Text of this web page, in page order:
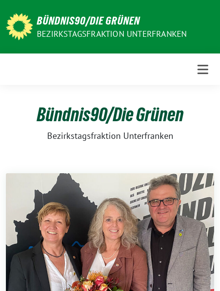
zum
Inhalt
BÜNDNIS90/DIE GRÜNEN
BEZIRKSTAGSFRAKTION UNTERFRANKEN
Bündnis90/Die Grünen
Bezirkstagsfraktion Unterfranken